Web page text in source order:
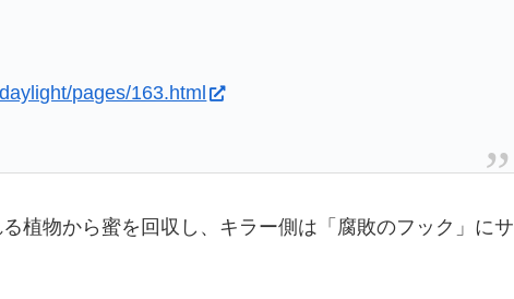
pages/163.html
植物から蜜を回収し、キラー側は「腐敗のフック」にサ